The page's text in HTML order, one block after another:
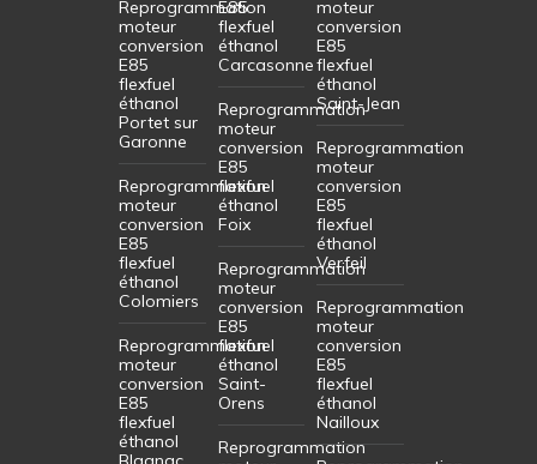
Reprogrammation
moteur
conversion
E85
flexfuel
éthanol
Portet sur
Garonne
Reprogrammation
moteur
conversion
E85
flexfuel
éthanol
Colomiers
Reprogrammation
moteur
conversion
E85
flexfuel
éthanol
E85
flexfuel
éthanol
Carcasonne
Reprogrammation
moteur
conversion
E85
flexfuel
éthanol
Foix
Reprogrammation
moteur
conversion
E85
flexfuel
éthanol
Saint-
Orens
Reprogrammation
moteur
conversion
E85
flexfuel
éthanol
Saint-Jean
Reprogrammation
moteur
conversion
E85
flexfuel
éthanol
Verfeil
Reprogrammation
moteur
conversion
E85
flexfuel
éthanol
Nailloux